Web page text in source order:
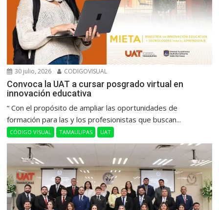
30 julio, 2026 CODIGOVISUAL
Convoca la UAT a cursar posgrado virtual en
innovación educativa
“ Con el propósito de ampliar las oportunidades de
formación para las y los profesionistas que buscan...
CÓDIGO VISUAL TAMAULIPAS UAT